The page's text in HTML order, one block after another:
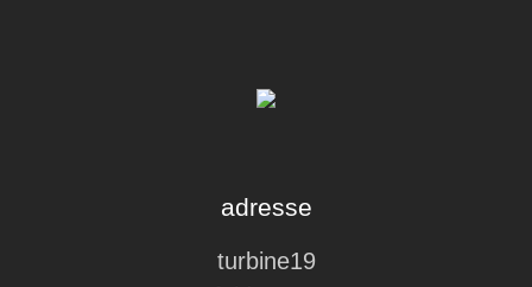
adresse
turbine19